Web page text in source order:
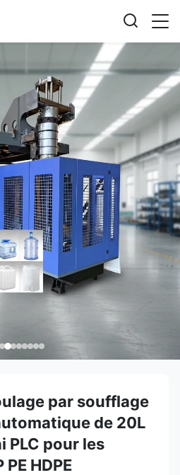
par soufflage
de 20L
PLC pour les
HDPE